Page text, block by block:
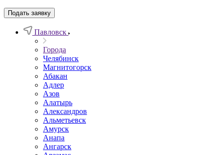
Подать заявку
Павловск
Города
Челябинск
Магнитогорск
Абакан
Адлер
Азов
Алатырь
Александров
Альметьевск
Амурск
Анапа
Ангарск